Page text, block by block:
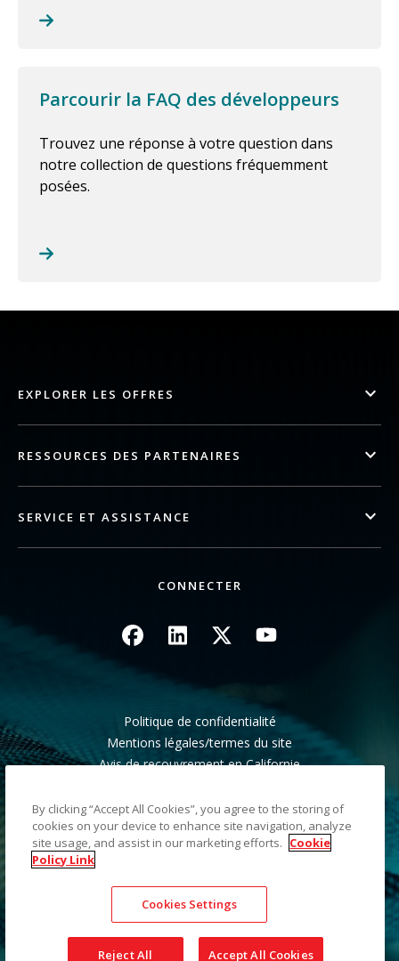
Parcourir la FAQ des développeurs
Trouvez une réponse à votre question dans
notre collection de questions fréquemment
posées.
EXPLORER LES OFFRES
RESSOURCES DES PARTENAIRES
SERVICE ET ASSISTANCE
CONNECTER
Image Image Image Image
Politique de confidentialité
Mentions légales/termes du site
Avis de recouvrement en Californie
Plan du site
©2026 Kodak Alaris LLC TM/MC/MR : Alaris, ScanMate.
Toutes les marques commerciales et les dénominations
commerciales utilisées sont la propriété de leurs détenteurs
respectifs. La marque commerciale et l'identité visuelle de
Kodak sont utilisées sous licence acquise auprès de la société
Eastman Kodak Company.
By clicking “Accept All Cookies”, you agree to the storing of
cookies on your device to enhance site navigation, analyze
site usage, and assist in our marketing efforts. Cookie
Policy Link
Cookies Settings
Reject All Accept All Cookies